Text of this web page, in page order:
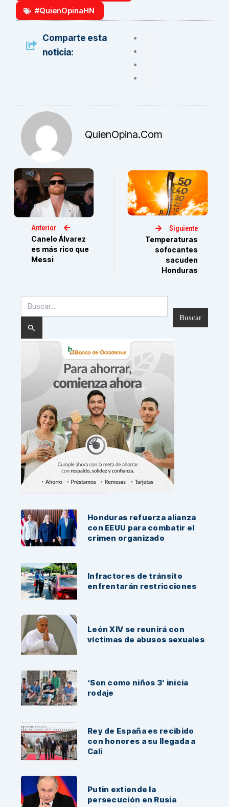
#QuienOpinaHN
Comparte esta
noticia:
QuienOpina.com
Anterior
Canelo Álvarez
es más rico que
Messi
Siguiente
Temperaturas
sofocantes
sacuden
Honduras
por:
Noticias Recientes:
Honduras refuerza alianza
con EEUU para combatir el
crimen organizado
Infractores de tránsito
enfrentarán restricciones
León XIV se reunirá con
víctimas de abusos sexuales
‘Son como niños 3’ inicia
rodaje
Rey de España es recibido
con honores a su llegada a
Cali
Putin extiende la
persecución en Rusia